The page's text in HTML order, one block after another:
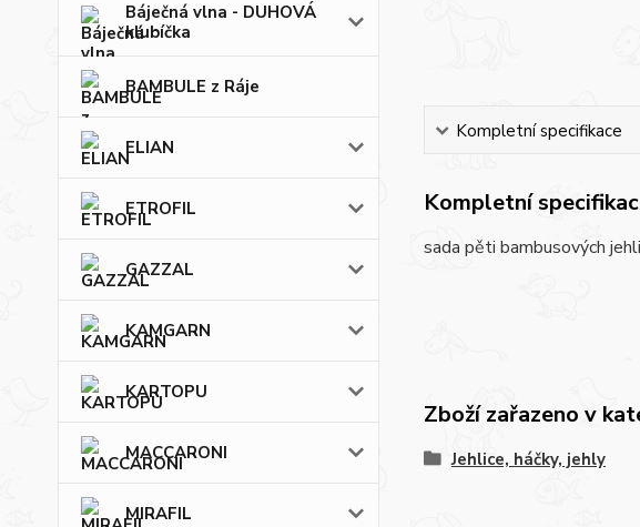
Báječná vlna - DUHOVÁ
klubíčka
BAMBULE z Ráje
ELIAN
ETROFIL
GAZZAL
KAMGARN
KARTOPU
MACCARONI
MIRAFIL
Kompletní specifikace
Kompletní
sada pěti bambusových
Zboží zařazeno v
Jehlice, háčky, jehly